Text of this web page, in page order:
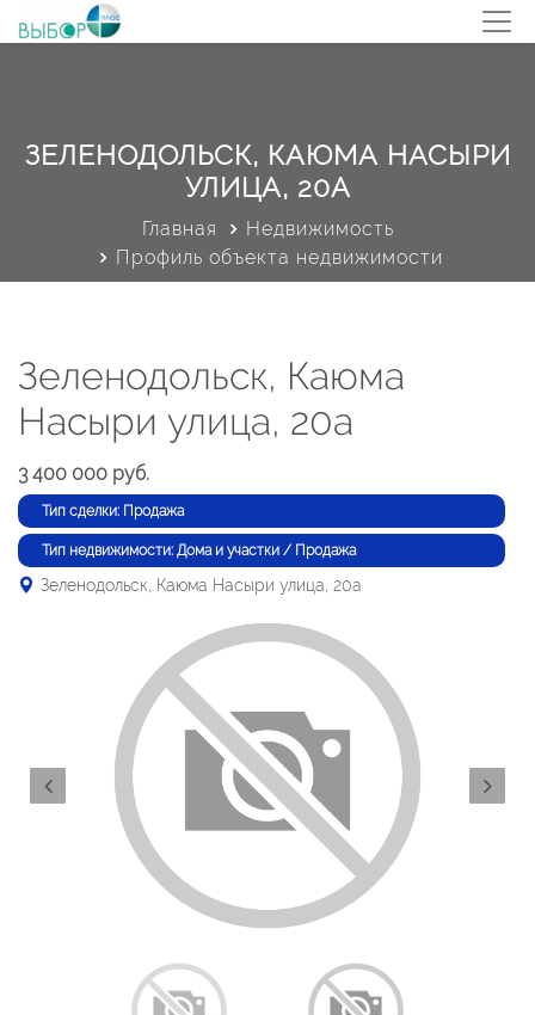
ЗЕЛЕНОДОЛЬСК, КАЮМА НАСЫРИ
УЛИЦА, 20А
Главная
Недвижимость
Профиль объекта недвижимости
Зеленодольск, Каюма
Насыри улица, 20а
3 400 000 руб.
Тип сделки: Продажа
Тип недвижимости: Дома и участки / Продажа
Зеленодольск, Каюма Насыри улица, 20а